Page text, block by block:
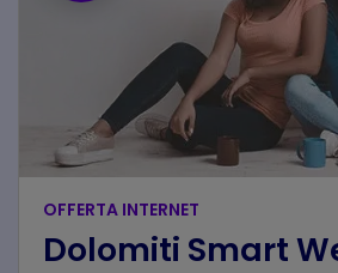
OFFERTA INTERNET
Dolomiti Smart